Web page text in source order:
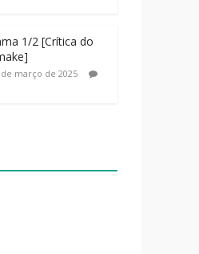
1/2 [Crítica do
de março de 2025
Família